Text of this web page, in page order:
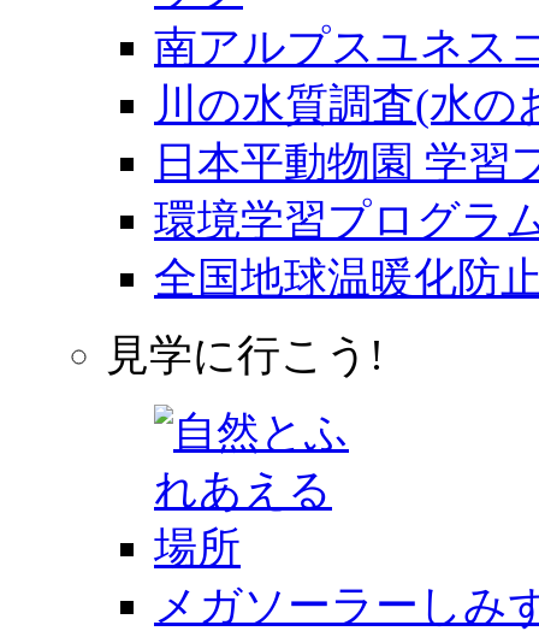
南アルプスユネス
川の水質調査(水の
日本平動物園 学習
環境学習プログラ
全国地球温暖化防
見学に行こう!
メガソーラーしみ